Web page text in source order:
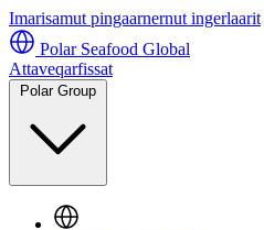
Imarisamut pingaarnernut ingerlaarit
Polar Seafood Global
Attaveqarfissat
Polar Group